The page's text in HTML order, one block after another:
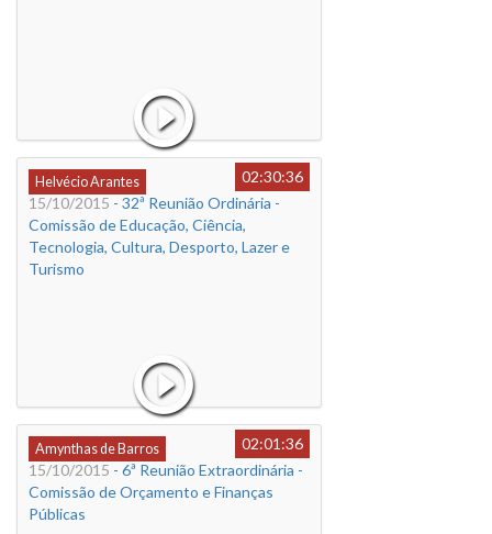
Helvécio Arantes
02:30:36
15/10/2015 - 32ª Reunião Ordinária -
Comissão de Educação, Ciência,
Tecnologia, Cultura, Desporto, Lazer e
Turismo
Amynthas de Barros
02:01:36
15/10/2015 - 6ª Reunião Extraordinária -
Comissão de Orçamento e Finanças
Públicas